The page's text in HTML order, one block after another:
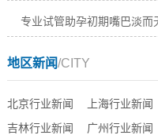
专业试管助孕初期嘴巴淡而
地区新闻/CITY
北京行业新闻 上海行业新闻
吉林行业新闻
广州行业新闻